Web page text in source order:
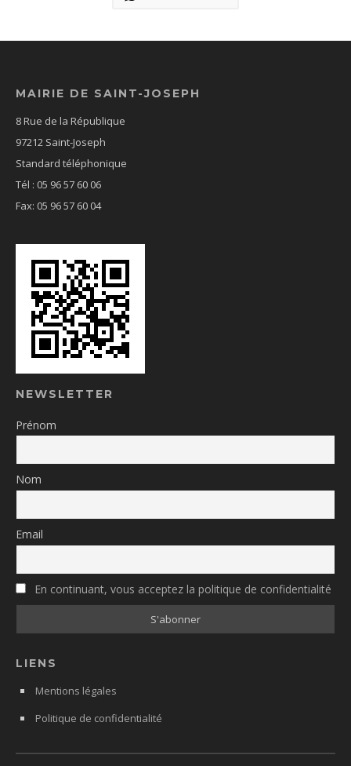
MAIRIE DE SAINT-JOSEPH
8 Rue de la République
97212 Saint-Joseph
Standard téléphonique
Tél : 05 96 57 60 06
Fax: 05 96 57 60 04
NEWSLETTER
Prénom
Nom
Email
En continuant, vous acceptez la politique de confidentialité
LIENS
Mentions légales
Politique de confidentialité